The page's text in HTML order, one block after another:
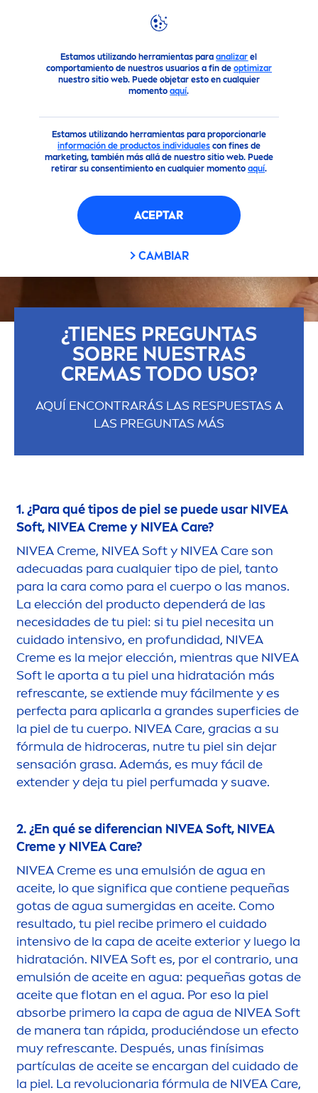
Estamos utilizando herramientas paraanalizar el
comportamiento de nuestros usuarios a fin de optimizar
nuestro sitio web. Puede objetar esto en cualquier
momentoaquí.
Estamos utilizando herramientas para proporcionarle
información de productos individualescon fines de
marketing, también más allá de nuestro sitio web. Puede
retirar su consentimiento en cualquier momento aquí.
ACEPTAR
CAMBIAR
mendaciones FAQ ¿Tienes preguntas en torno a
¿TIENES PREGUNTAS
SOBRE NUESTRAS
CREMAS TODO USO?
AQUÍ ENCONTRARÁS LAS RESPUESTAS A
LAS PREGUNTAS MÁS
1. ¿Para qué tipos de piel se puede usar NIVEA
Soft, NIVEACremey NIVEACare?
NIVEA Creme, NIVEASoft y NIVEA Careson
adecuadas para cualquier tipo de piel, tanto
para la cara como para el cuerpo o las manos.
La elección del producto dependerá de las
necesidades de tu piel: si tu piel necesita un
cuidado intensivo, en profundidad, NIVEA
Cremees la mejor elección, mientras que NIVEA
Soft le aporta a tu piel una hidratación más
refrescante, se extiende muy fácilmente y es
perfecta para aplicarla a grandes superficies de
la piel de tu cuerpo. NIVEA Care, gracias a su
fórmula de hidroceras, nutre tu piel sin dejar
sensación grasa. Además, es muy fácil de
extender y deja tu piel perfumada y suave.
2. ¿En qué se diferencian NIVEASoft, NIVEA
Cremey NIVEACare?
NIVEA Cremees una emulsión de agua en
aceite, lo que significa que contiene pequeñas
gotas de agua sumergidas en aceite. Como
resultado, tu piel recibe primero el cuidado
intensivo de la capa de aceite exterior y luego la
hidratación. NIVEASoft es, por el contrario, una
emulsión de aceite en agua: pequeñas gotas de
aceite que flotan en el agua. Por eso la piel
absorbe primero la capa de agua de NIVEASoft
de manera tan rápida, produciéndose un efecto
muy refrescante. Después, unas finísimas
partículas de aceite se encargan del cuidado de
la piel. La revolucionaria fórmula de NIVEA Care,